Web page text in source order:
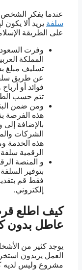
عندما يفكر
سلفة يريد ألا يكون
على الطريقة
وفرت
المملكة
تسليف مبلغ
عن طريق
فوائد أو
تتم حسب
ومن ضمن
هذه الفرصة
بالإضافة
الشركات
هذه الخدمة
الرقمية
و المنصة
فقط قم
إلكتروني.
كيف اطلع
عاطل بدون
يوجد كثير من
العمل يريدون
مشروع وليس لديه